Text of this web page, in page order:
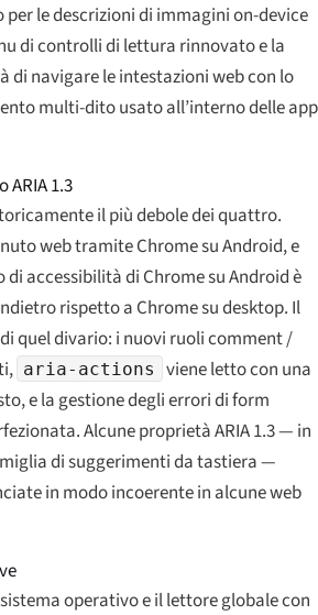
per le descrizioni di immagini on-device
di controlli di lettura rinnovato e la
di navigare le intestazioni web con lo
multi-dito usato all’interno delle app
1.3
il più debole dei quattro.
web tramite Chrome su Android, e
di accessibilità di Chrome su Android è
rispetto a Chrome su desktop. Il
quel divario: i nuovi ruoli comment /
aria-actions
viene letto con una
e la gestione degli errori di form
Alcune proprietà ARIA 1.3 — in
di suggerimenti da tastiera —
in modo incoerente in alcune web
operativo e il lettore globale con